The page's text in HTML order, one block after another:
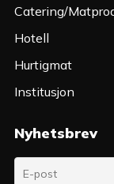
Catering/
Hotell
Hurtigmat
Institusjon
Nyhetsbrev